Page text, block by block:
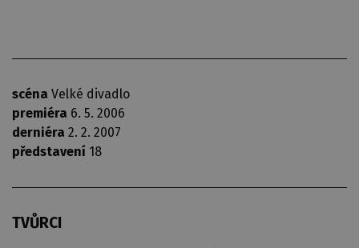
scéna Velké divadlo
premiéra 6. 5. 2006
derniéra 2. 2. 2007
představení 18
TVŮRCI